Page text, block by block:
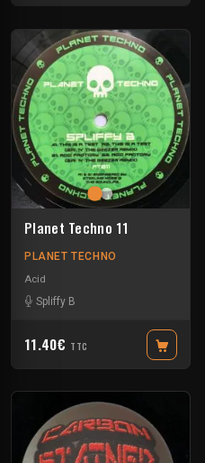
Planet Techno 11
PLANET TECHNO
Acid
Spliffy B
11.40€ TTC